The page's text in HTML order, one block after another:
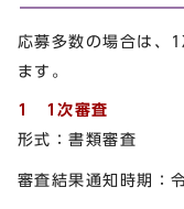
応募多数の場合は、
ます。
1 1次審査
形式：書類審査
審査結果通知時期：